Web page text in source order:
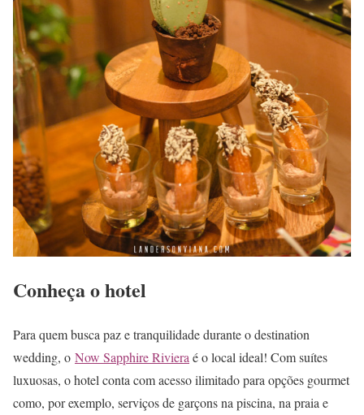
Conheça o hotel
Para quem busca paz e tranquilidade durante o destination
wedding, o Now Sapphire Riviera é o local ideal! Com suítes
luxuosas, o hotel conta com acesso ilimitado para opções gourmet
como, por exemplo, serviços de garçons na piscina, na praia e